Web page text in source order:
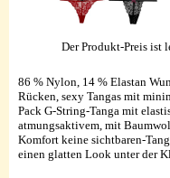
86 % Nylon, 14 % Elastan
Rücken, sexy Tangas mit
Pack G-String-Tanga mit
atmungsaktivem, mit
Komfort keine sichtbaren-
einen glatten Look unter der
Der Produkt-Preis ist